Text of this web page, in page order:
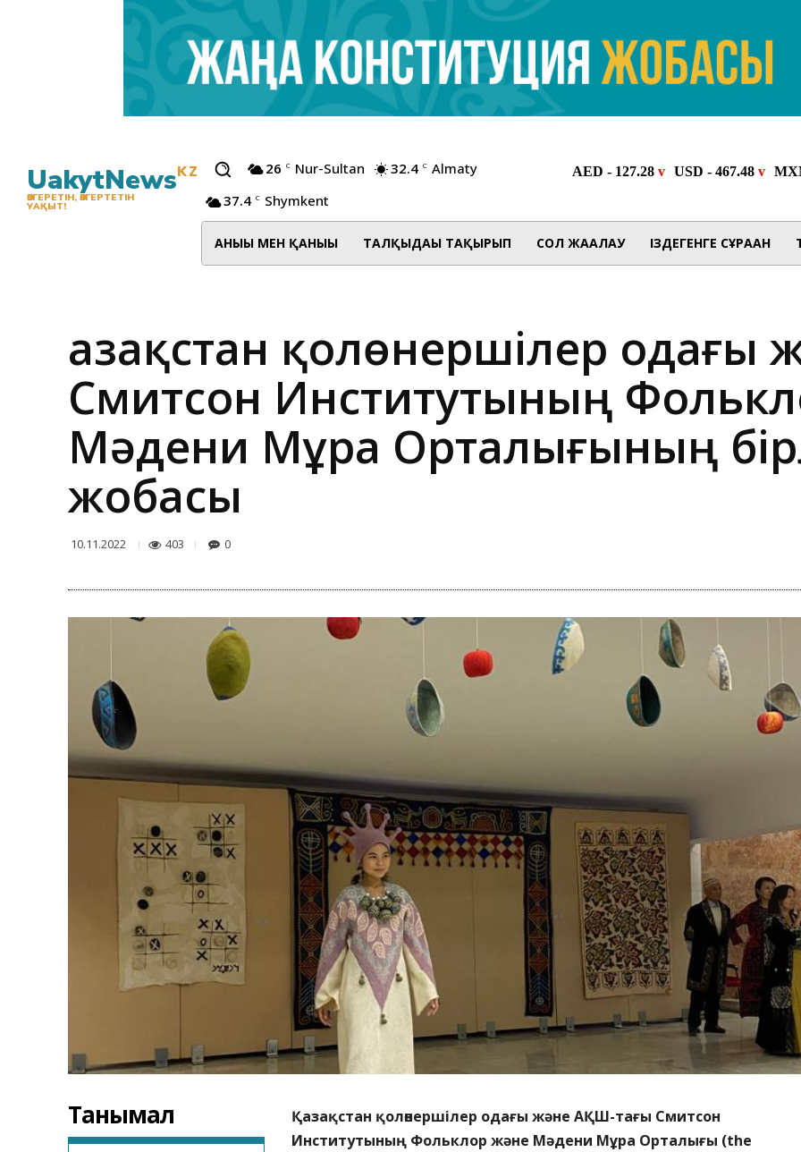
UakytNewsKZ
ӨЗГЕРЕТІН, ӨЗГЕРТЕТІН
УАҚЫТ!
26 C Nur-Sultan 32.4 C Almaty
37.4 C Shymkent
АНЫҒЫ МЕН ҚАНЫҒЫ ТАЛҚЫДАҒЫ ТАҚЫРЫП СОЛ ЖАҒАЛАУ ІЗДЕГЕНГЕ СҰРАҒАН
Қазақстан қолөнершілер одағы
Смитсон Институтының
Мәдени Мұра Орталығының
жобасы
10.11.2022 403 0
Танымал
Қазақстан қолөнершілер одағы және АҚШ-тағы Смитсон
Институтының Фольклор және Мәдени Мұра Орталығы (the